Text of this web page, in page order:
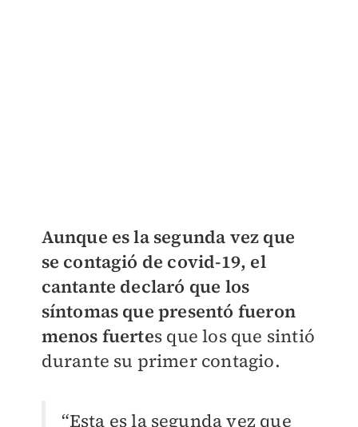
Aunque es la segunda vez que
se contagió de covid-19, el
cantante declaró que los
síntomas que presentó fueron
menos fuertes que los que sintió
durante su primer contagio.
“Esta es la segunda vez que